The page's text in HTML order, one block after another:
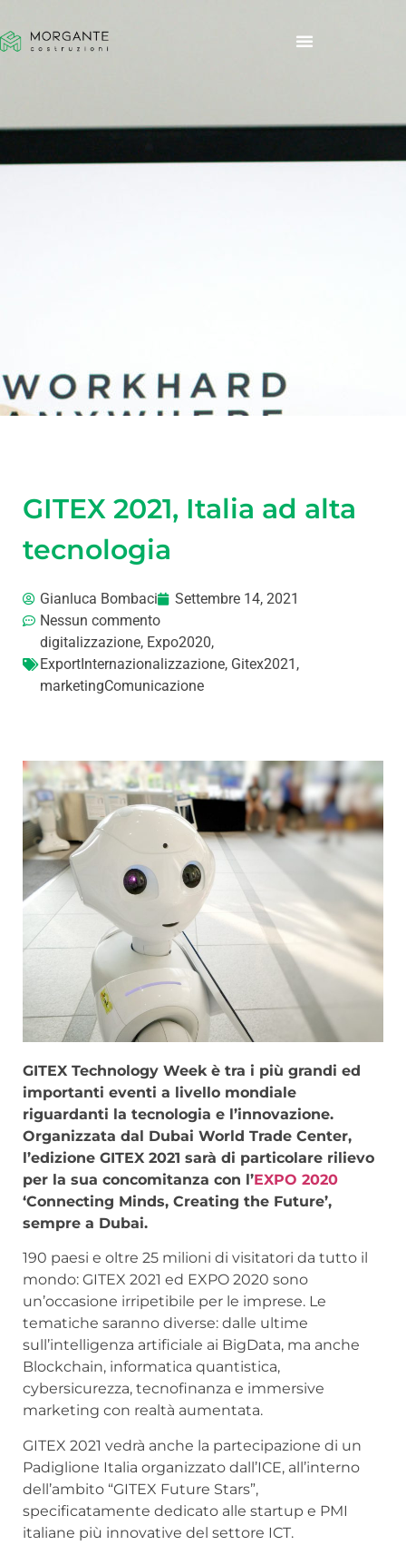
GITEX 2021, Italia ad alta
tecnologia
Gianluca Bombaci
Settembre 14, 2021
Nessun commento
digitalizzazione, Expo2020,
ExportInternazionalizzazione, Gitex2021 ,
marketingComunicazione
GITEX Technology Week è tra i più grandi ed
importanti eventi a livello mondiale
riguardanti la tecnologia e l’innovazione.
Organizzata dal Dubai World Trade Center,
l’edizione GITEX 2021 sarà di particolare rilievo
per la sua concomitanza con l’EXPO 2020
‘Connecting Minds, Creating the Future’,
sempre a Dubai.
190 paesi e oltre 25 milioni di visitatori da tutto il
mondo: GITEX 2021 ed EXPO 2020 sono
un’occasione irripetibile per le imprese. Le
tematiche saranno diverse: dalle ultime
sull’intelligenza artificiale ai BigData, ma anche
Blockchain, informatica quantistica,
cybersicurezza, tecnofinanza e immersive
marketing con realtà aumentata.
GITEX 2021 vedrà anche la partecipazione di un
Padiglione Italia organizzato dall’ICE, all’interno
dell’ambito “GITEX Future Stars”,
specificatamente dedicato alle startup e PMI
italiane più innovative del settore ICT.